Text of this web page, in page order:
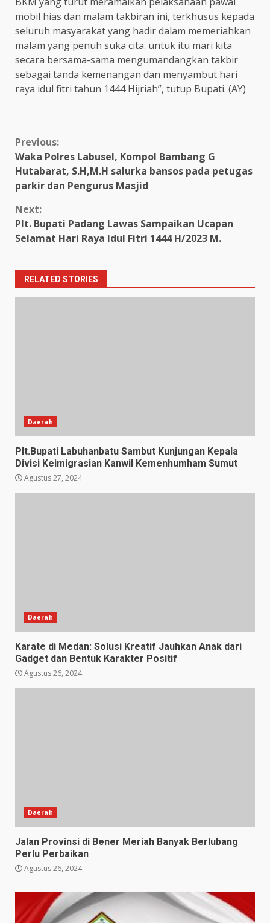
mobil hias dan malam takbiran ini, terkhusus kepada
seluruh masyarakat yang hadir dalam memeriahkan
malam yang penuh suka cita. untuk itu mari kita
secara bersama-sama mengumandangkan takbir
sebagai tanda kemenangan dan menyambut hari
raya idul fitri tahun 1444 Hijriah”, tutup Bupati. (AY)
Continue
Reading
Previous:
Waka Polres Labusel, Kompol Bambang G
Hutabarat, S.H,M.H salurka bansos pada petugas
parkir dan Pengurus Masjid
Next:
Plt. Bupati Padang Lawas Sampaikan Ucapan
Selamat Hari Raya Idul Fitri 1444 H/2023 M.
RELATED STORIES
Daerah
Plt.Bupati Labuhanbatu Sambut Kunjungan Kepala
Divisi Keimigrasian Kanwil Kemenhumham Sumut
Agustus 27, 2024
Daerah
Karate di Medan: Solusi Kreatif Jauhkan Anak dari
Gadget dan Bentuk Karakter Positif
Agustus 26, 2024
Daerah
Jalan Provinsi di Bener Meriah Banyak Berlubang
Perlu Perbaikan
Agustus 26, 2024